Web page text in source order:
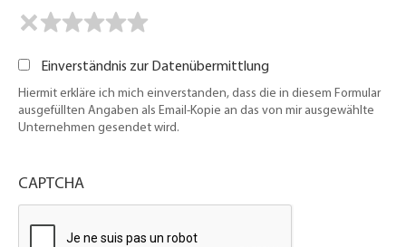
Einverständnis zur Datenübermittlung
Hiermit erkläre ich mich einverstanden, dass die in diesem Formular
ausgefüllten Angaben als Email-Kopie an das von mir ausgewählte
Unternehmen gesendet wird.
CAPTCHA